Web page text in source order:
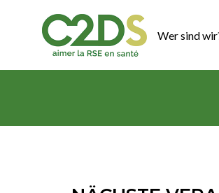
springen
Wer sind